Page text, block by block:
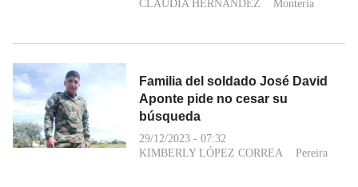
CLAUDIA HERNÁNDEZ
Montería
Familia del soldado José David
Aponte pide no cesar su
búsqueda
29/12/2023 - 07:32
KIMBERLY LÓPEZ CORREA
Pereira